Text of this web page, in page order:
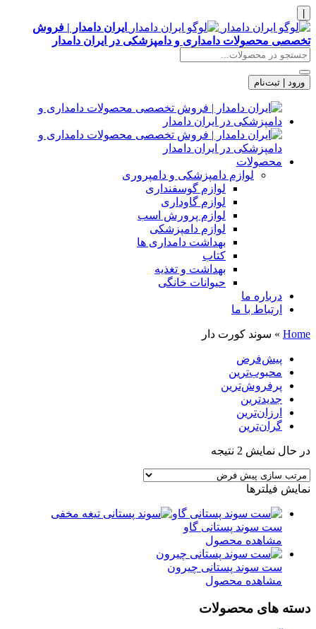
ایران دامدار | فروش
تخصصی محصولات دامداری و دامپزشکی در ایران دامدار
ورود | ثبت‌نام
محصولات
لوازم دامپزشکی و دامپروری
لوازم گوسفنداری
لوازم گاوداری
لوازم پرورش اسب
لوازم دامپزشکی
بهداشت دامداری ها
کتاب
بهداشت و تغذیه
حیوانات خانگی
درباره ما
ارتباط با ما
Home
» سوند کورت دار
پیش‌فرض
محبوب‌ترین
پرفروش‌ترین
جدیدترین
ارزان‌ترین
گران‌ترین
در حال نمایش 2 نتیجه
نمایش فیلترها
ست سوند پستانی گاو
مشاهده محصول
ست سوند پستانی چیرون
مشاهده محصول
دسته های محصولات